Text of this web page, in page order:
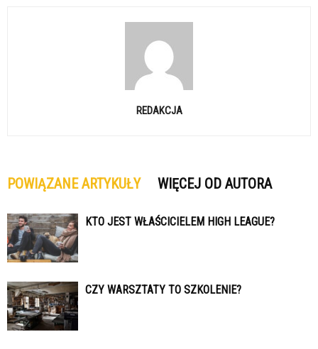
REDAKCJA
POWIĄZANE ARTYKUŁY WIĘCEJ OD AUTORA
KTO JEST WŁAŚCICIELEM HIGH LEAGUE?
CZY WARSZTATY TO SZKOLENIE?